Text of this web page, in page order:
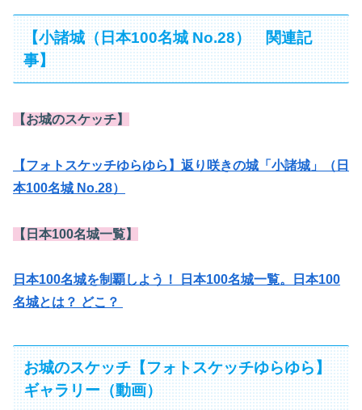
【小諸城（日本100名城 No.28） 関連記
事】
【お城のスケッチ】
【フォトスケッチゆらゆら】返り咲きの城「小諸城」（日
本100名城 No.28）
【日本100名城一覧】
日本100名城を制覇しよう！ 日本100名城一覧。日本100
名城とは？ どこ？
お城のスケッチ【フォトスケッチゆらゆら】
ギャラリー（動画）